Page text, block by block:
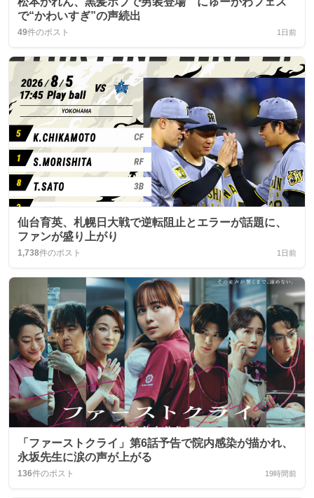
で“かわいすぎ”の声続出
49件のポスト 1日前
仙台育英、札幌日大戦で逆転阻止とエラーが話題に、
ファンが盛り上がり
1,738件のポスト 1日前
「ファーストクライ」第6話予告で院内感染が描かれ、
永坂先生に涙の声が上がる
136件のポスト 19時間前